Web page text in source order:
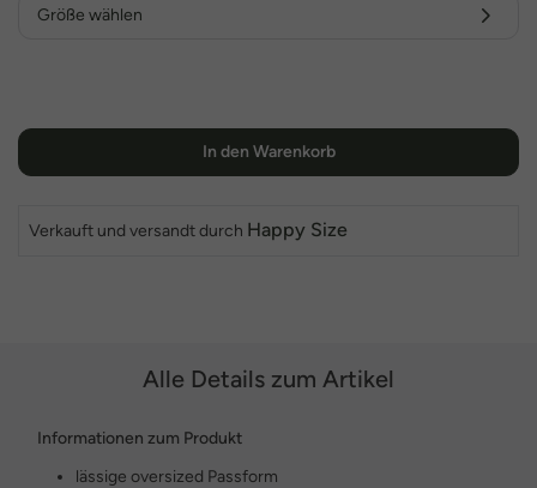
Größe wählen
In den Warenkorb
Verkauft und versandt durch Happy Size
Alle Details zum Artikel
Informationen zum Produkt
lässige oversized Passform